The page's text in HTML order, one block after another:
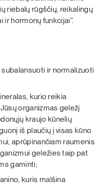
riebalų rūgščių, reikalingų
hormonų funkcijai”.
ir normalizuoti
kurio reikia
organizmas geležį
kraujo kūnelių
iš plaučių į visas kūno
aprūpinančiam raumenis
geležies taip pat
gaminti;
kuris malšina